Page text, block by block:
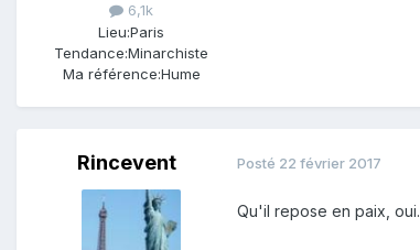
6,1k
Lieu:Paris
Tendance:Minarchiste
Ma référence:Hume
Rincevent Posté 22 février 2017
Qu'il repose en paix, oui.